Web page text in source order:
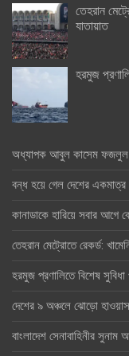
তেহরান
যাতায়াত
হরমুজ
অধ্যাপক আবুল কাসেম ফজলুল
বন্ধ হয়ে গেল দেশের একমাত্র
কানাডাকে হারিয়ে সবার আগে
তেহরান মেট্রোতে রেকর্ড:
হরমুজ প্রণালিতে বিশেষ
দেশের ৯ অঞ্চলে ঝোড়ো
বাংলাদেশ সেনাবাহিনীর সুনাম